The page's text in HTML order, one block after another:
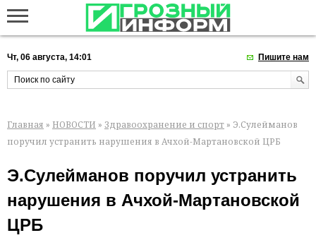
Чт, 06 августа, 14:01 Пишите нам
Главная » НОВОСТИ » Здравоохранение и спорт » Э.Сулейманов
поручил устранить нарушения в Ачхой-Мартановской ЦРБ
Э.Сулейманов поручил устранить
нарушения в Ачхой-Мартановской
ЦРБ